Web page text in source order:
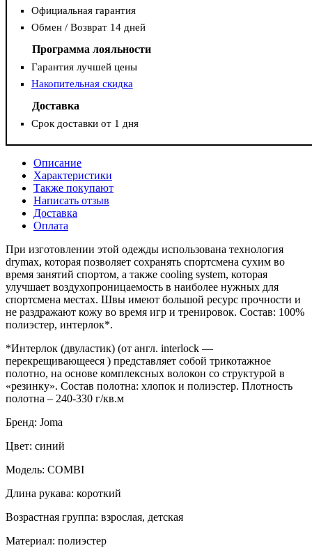
Официальная гарантия
Обмен / Возврат 14 дней
Программа лояльности
Гарантия лучшей цены
Накопительная скидка
Доставка
Срок доставки от 1 дня
Описание
Характеристики
Также покупают
Написать отзыв
Доставка
Оплата
При изготовлении этой одежды использована технология
drymax, которая позволяет сохранять спортсмена сухим во
время занятий спортом, а также сooling system, которая
улучшает воздухопроницаемость в наиболее нужных для
спортсмена местах. Швы имеют большой ресурс прочности и
не раздражают кожу во время игр и тренировок. Состав: 100%
полиэстер, интерлок*.
*Интерлок (двуластик) (от англ. interlock —
перекрещивающееся ) представляет собой трикотажное
полотно, на основе комплексных волокон со структурой в
«резинку». Состав полотна: хлопок и полиэстер. Плотность
полотна – 240-330 г/кв.м
Бренд: Joma
Цвет: синий
Модель: COMBI
Длина рукава: короткий
Возрастная группа: взрослая, детская
Материал: полиэстер